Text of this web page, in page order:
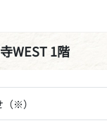
WEST 1階
※）